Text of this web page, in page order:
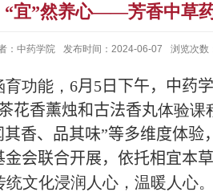
“宜”然养心——芳香中草
：中药学院 发布时间：2024-06-07 浏览次数
育功能， 6月 5日下午，中药
花香薰烛和古法香丸体验课
香、品其味”等多维度体
金会联合开展，依托相宜本
统文化浸润人心 ， 温暖人心。